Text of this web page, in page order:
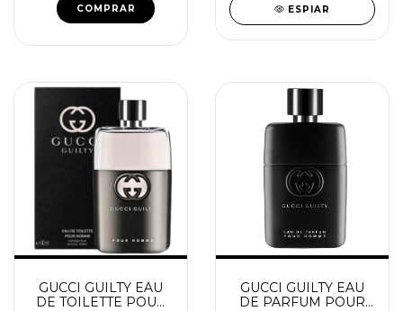
COMPRAR ESPIAR
GUCCI GUILTY EAU
DE TOILETTE POUR
GUCCI GUILTY EAU
DE PARFUM POUR